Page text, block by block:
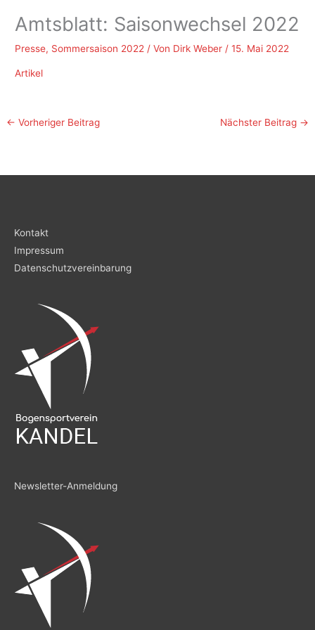
Amtsblatt: Saisonwechsel 2022
Presse, Sommersaison 2022 / Von Dirk Weber /15. Mai 2022
Artikel
← Vorheriger Beitrag Nächster Beitrag →
Kontakt
Impressum
Datenschutzvereinbarung
Newsletter-Anmeldung